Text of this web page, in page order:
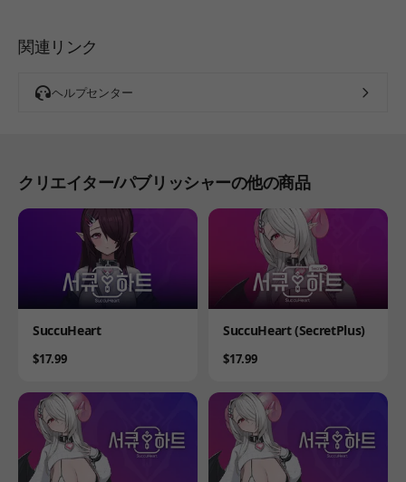
関連リンク
ヘルプセンター
クリエイター/パブリッシャーの他の商品
Product
SuccuHeart
Price
$17.99
Product
SuccuHeart (SecretPlus)
Price
$17.99